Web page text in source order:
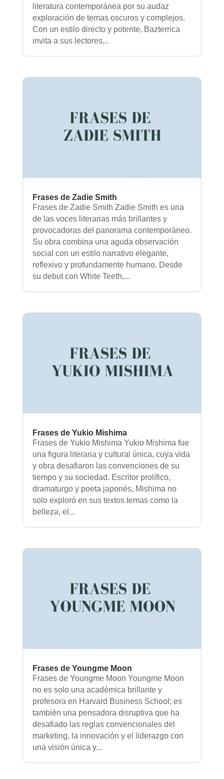
literatura contemporánea por su audaz
exploración de temas oscuros y complejos.
Con un estilo directo y potente, Bazterrica
invita a sus lectores...
Frases de Zadie Smith
Frases de Zadie Smith Zadie Smith es una
de las voces literarias más brillantes y
provocadoras del panorama contemporáneo.
Su obra combina una aguda observación
social con un estilo narrativo elegante,
reflexivo y profundamente humano. Desde
su debut con White Teeth,...
Frases de Yukio Mishima
Frases de Yukio Mishima Yukio Mishima fue
una figura literaria y cultural única, cuya vida
y obra desafiaron las convenciones de su
tiempo y su sociedad. Escritor prolífico,
dramaturgo y poeta japonés, Mishima no
solo exploró en sus textos temas como la
belleza, el...
Frases de Youngme Moon
Frases de Youngme Moon Youngme Moon
no es solo una académica brillante y
profesora en Harvard Business School; es
también una pensadora disruptiva que ha
desafiado las reglas convencionales del
marketing, la innovación y el liderazgo con
una visión única y...